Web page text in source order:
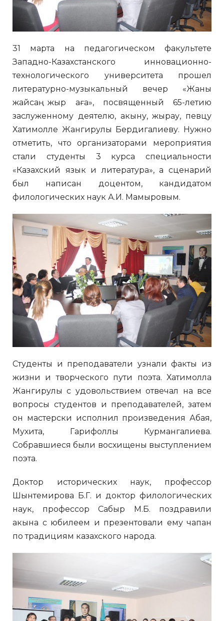
31 марта на педагогическом факультете
Западно-Казахстанского инновационно-
технологического университета прошел
литературно-музыкальный вечер «Жаны
жайсаң жыр аға», посвященный 65-летию
заслуженному деятелю, акыну, жырау, певцу
Хатимолле Жангирулы Бердигалиеву. Нужно
отметить, что организаторами мероприятия
стали студенты 3 курса специальности
«Казахский язык и литература», а сценарий
был написан доцентом, кандидатом
филологических наук А.И. Мамыровым.
Студенты и преподаватели узнали факты из
жизни и творческого пути поэта. Хатимолла
Жангирулы с удовольствием отвечал на все
вопросы студентов и преподавателей, затем
он мастерски исполнил произведения Абая,
Мухита, Гарифоллы Курмангалиева.
Собравшиеся были восхищены выступлением
поэта.
Доктор исторических наук, профессор
Шынтемирова Б.Г. и доктор филологических
наук, профессор Сабыр М.Б. поздравили
акына с юбилеем и презентовали ему чапан
по традициям казахского народа.